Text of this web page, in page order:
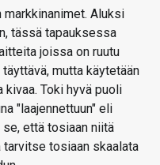
Aluksi
tässä tapauksessa
joissa on ruutu
mutta käytetään
Toki hyvä puoli
"laajennettuun" eli
että tosiaan niitä
tosiaan skaalata